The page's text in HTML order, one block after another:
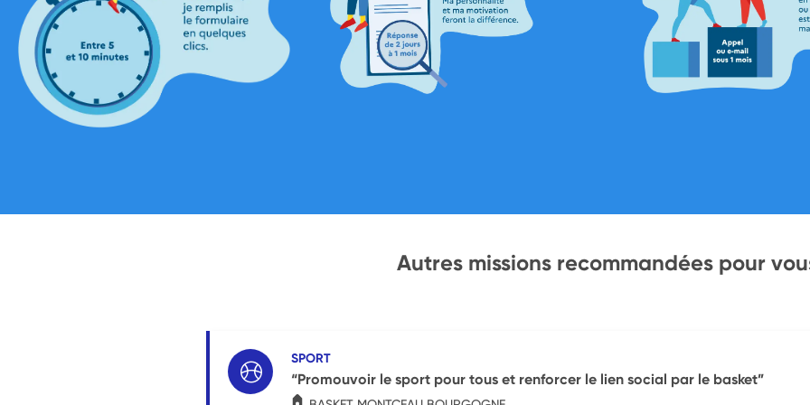
Autres missions recommandées pour
SPORT
“Promouvoir le sport pour tous et renforcer le lien social par le basket”